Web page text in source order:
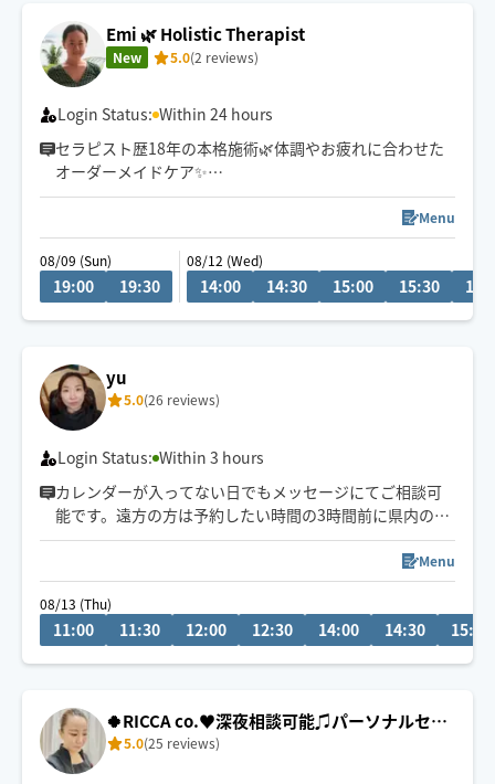
Emi 🌿 Holistic Therapist
New 5.0(2 reviews)
Login Status: Within 24 hours
セラピスト歴18年の本格施術🌿体調やお疲れに合わせた
オーダーメイドケア✨
高崎市・群馬県内、軽井沢エリアのホテル・別荘、ご自
宅、埼玉県、東京への出張致します🚘
男性おひとりさま、ご夫婦、ペアは3h〜大歓迎！
Menu
08/09 (Sun)
19:00 19:30
08/12 (Wed)
14:00 14:30 15:00 15:30
yu
5.0(26 reviews)
Login Status: Within 3 hours
カレンダーが入ってない日でもメッセージにてご相談可
能です。遠方の方は予約したい時間の3時間前に県内の方
は2時間前にリクエストお願いします。月によって活動エ
リアが異なりますので、あらかじめご確認の上リクエス
トをお願いいたします。
施術中にスマートフォンを閲覧はご遠慮ください。
お客様の要望を聞きながら、最善に目指します。
Menu
08/13 (Thu)
11:00 11:30 12:00 12:30 14:00 14:30 15:00
🍀RICCA co.♥️‬深夜相談可能♫パーソナルセラ
ピー🍀
5.0(25 reviews)